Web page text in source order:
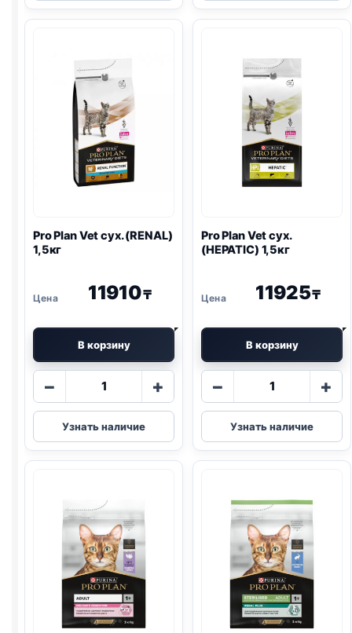
Vet
1,5кг
Vet
1,5кг
Pro PlanVet сух. (RENAL)
1,5кг
11910₸
В корзину
−
Количество
Pro
Plan
Vet
1,5кг
+
Узнать наличие
Pro PlanVet сух.
(HEPATIC) 1,5кг
11925₸
В корзину
−
Количество
Pro
Plan
Vet
1,5кг
+
Узнать наличие